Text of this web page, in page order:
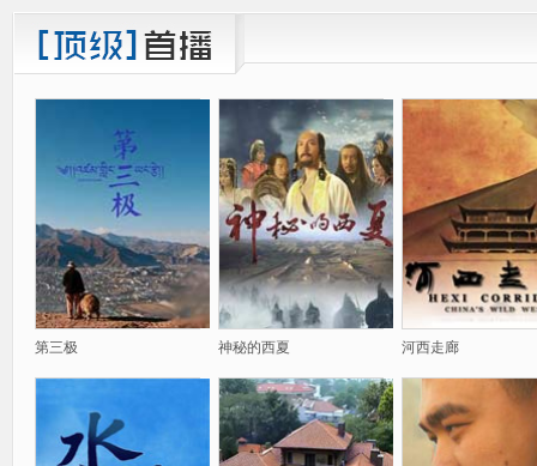
第三极 神秘的西夏 河西走廊